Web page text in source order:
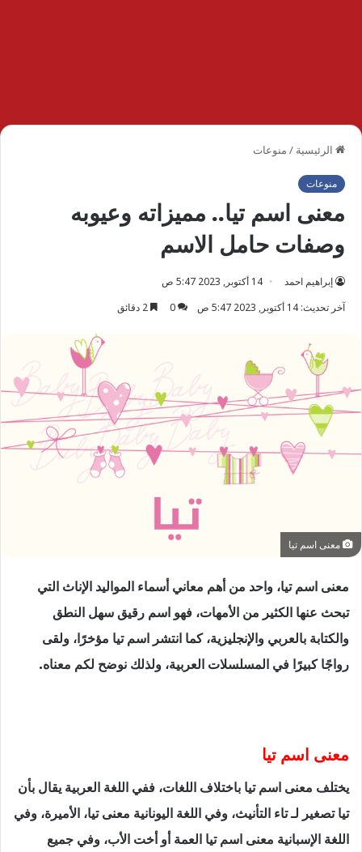
الرئيسية / منوعات
منوعات
معنى اسم تيا.. مميزاته وعيوبه
وصفات حامل الاسم
إبراهيم احمد
14 أكتوبر, 2023 5:47 ص
آخر تحديث: 14 أكتوبر, 2023 5:47 ص
0
معنى اسم تيا
معنى اسم تيا، واحد من أهم معاني أسماء المواليد الإناث التي
تبحث عنها الكثير من الأمهات، فهو اسم رقيق سهل النطق
والكتابة بالعربي والإنجليزية، كما انتشر اسم تيا مؤخرًا، ولقى
رواجًا كبيرًا في المسلسلات العربية، ولذلك نوضح لكم معناه.
معنى اسم تيا
يختلف معنى اسم تيا باختلاف اللغات، ففي اللغة العربية يقال بأن
تيا تصغير لـ تاء التأنيث، وفي اللغة اليونانية معنى تيا، الأميرة، وفي
اللغة الإسبانية معنى اسم تيا العمة أو أخت الأب، وفي جميع